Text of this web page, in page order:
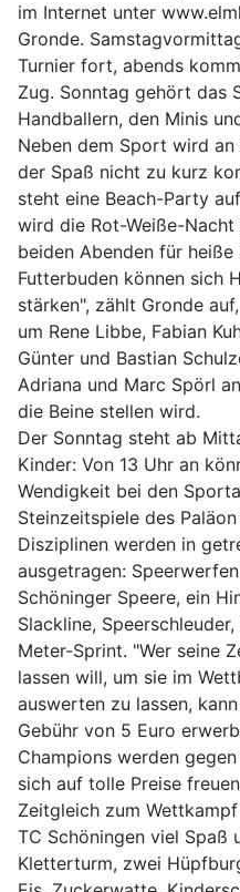
im Internet unter
Gronde.
Turnier fort, abends
Zug. Sonntag gehört das
Handballern, den Minis
Neben dem Sport wird
der Spaß nicht zu kurz
steht eine Beach-Party
wird die Rot-Weiße-
beiden Abenden für heiße
Futterbuden können sich
stärken", zählt Gronde
um Rene Libbe, Fabian
Günter und Bastian
Adriana und Marc Spörl
die Beine stellen wird.
Der Sonntag steht ab
Kinder: Von 13 Uhr an
Wendigkeit bei den
Steinzeitspiele des
Disziplinen werden in
ausgetragen:
Schöninger Speere, ein
Slackline,
Meter-Sprint. "Wer seine
lassen will, um sie im
auswerten zu lassen,
Gebühr von 5 Euro
Champions werden
sich auf tolle Preise
Zeitgleich zum
TC Schöningen viel Spaß
Kletterturm, zwei